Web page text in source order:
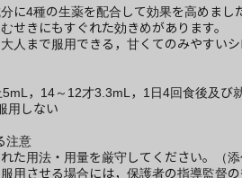
に4種の生薬を配合して効果を高めまし
せきにもすぐれた効きめがあります。
人まで服用できる，甘くてのみやすいシ
，14～12才3.3mL，1日4回食後及び
用しない
注意
れた用法・用量を厳守してください。（
服用させる場合には，保護者の指導監督